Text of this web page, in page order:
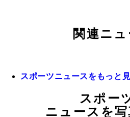
関連ニュ
スポーツニュースをもっと
スポー
ニュースを